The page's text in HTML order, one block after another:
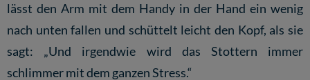
lässt den Arm mit dem Handy in der Hand ein wenig
nach unten fallen und schüttelt leicht den Kopf, als sie
sagt: „Und irgendwie wird das Stottern immer
schlimmer mit dem ganzen Stress.“